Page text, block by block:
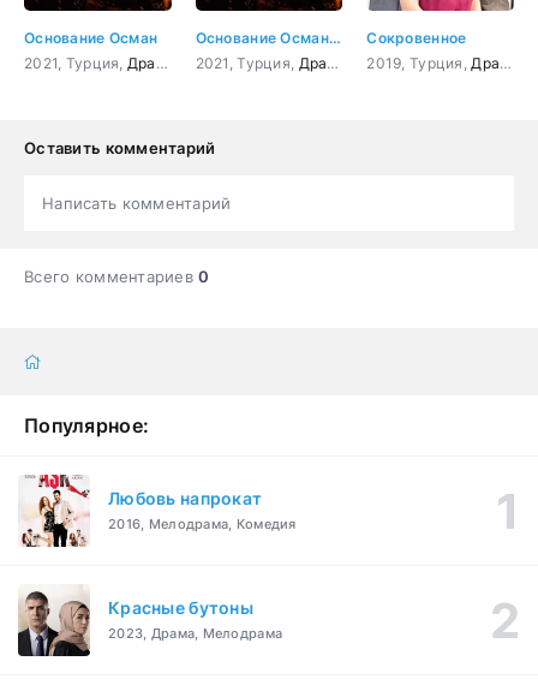
Основание Осман
2021, Турция, Драма Боевик ,Приключения История,Военный
Основание Осман 32 серия
2021, Турция, Драма Боевик ,Приключения
Сокровенное
2019, Турция, Драма
Оставить комментарий
Написать комментарий
Всего комментариев0
Популярное:
Любовь напрокат
2016, Мелодрама, Комедия
Красные бутоны
2023, Драма, Мелодрама